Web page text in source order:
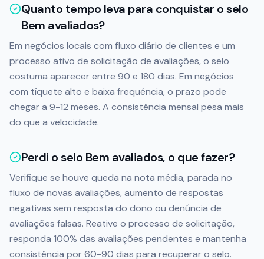
Quanto tempo leva para conquistar o selo
Bem avaliados?
Em negócios locais com fluxo diário de clientes e um
processo ativo de solicitação de avaliações, o selo
costuma aparecer entre 90 e 180 dias. Em negócios
com tíquete alto e baixa frequência, o prazo pode
chegar a 9-12 meses. A consistência mensal pesa mais
do que a velocidade.
Perdi o selo Bem avaliados, o que fazer?
Verifique se houve queda na nota média, parada no
fluxo de novas avaliações, aumento de respostas
negativas sem resposta do dono ou denúncia de
avaliações falsas. Reative o processo de solicitação,
responda 100% das avaliações pendentes e mantenha
consistência por 60-90 dias para recuperar o selo.